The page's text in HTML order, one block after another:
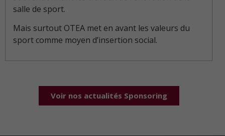
salle de sport.
Mais surtout OTEA met en avant les valeurs du
sport comme moyen d’insertion social.
Voir nos actualités Sponsoring